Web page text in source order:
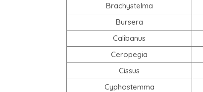
Brachystelma
Bursera
Calibanus
Ceropegia
Cissus
Cyphostemma